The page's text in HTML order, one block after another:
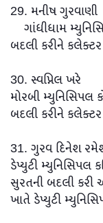
29. મનીષ ગુરવાણી
ગાંધીધામ
બદલી કરીને
30. સ્વપ્નિલ ખરે
મોરબી મ્યુનિસિપલ
બદલી કરીને
31. ગુરવ દિનેશ
ડેપ્યુટી મ્યુનિસિપલ
સુરતની બદલી કરી
ખાતે ડેપ્યુટી